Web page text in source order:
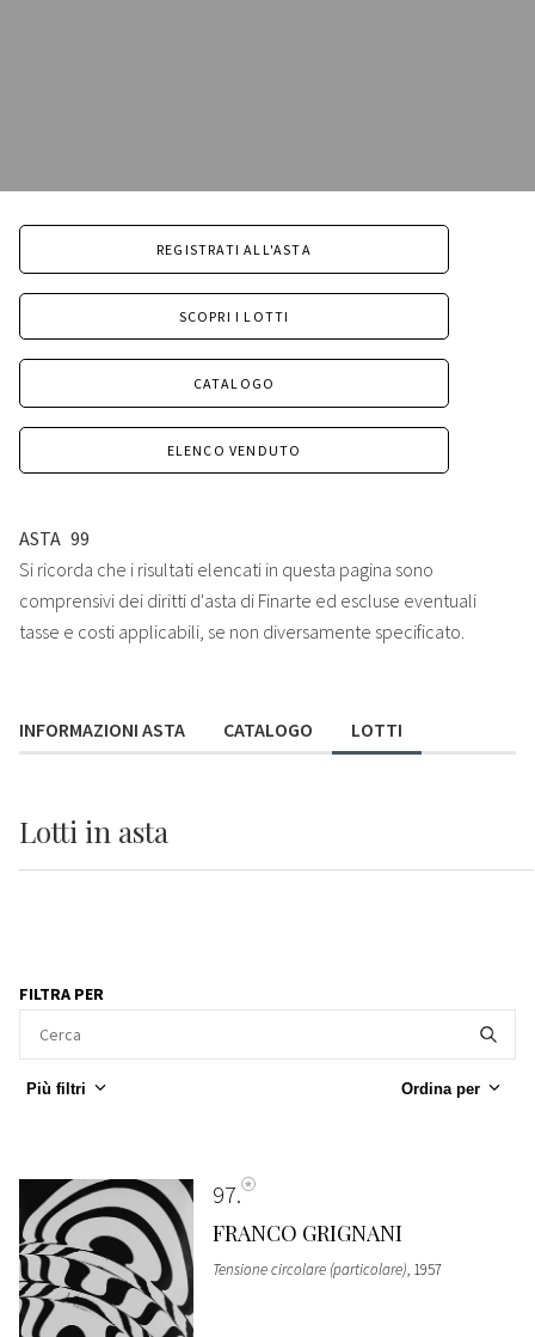
REGISTRATI ALL'ASTA
SCOPRI I LOTTI
CATALOGO
ELENCO VENDUTO
ASTA 99
Si ricorda che i risultati elencati in questa pagina sono
comprensivi dei diritti d'asta di Finarte ed escluse eventuali
tasse e costi applicabili, se non diversamente specificato.
INFORMAZIONI ASTA CATALOGO LOTTI
Lotti in asta
FILTRA PER
Più filtri Ordina per
97
FRANCO GRIGNANI
Tensione circolare (particolare), 1957